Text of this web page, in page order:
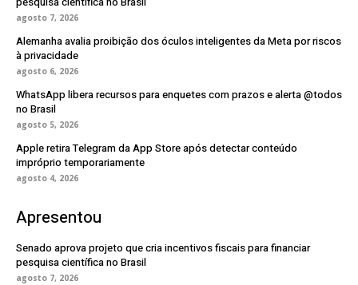
agosto 7, 2026
Alemanha avalia proibição dos óculos inteligentes da Meta por riscos
à privacidade
agosto 6, 2026
WhatsApp libera recursos para enquetes com prazos e alerta @todos
no Brasil
agosto 5, 2026
Apple retira Telegram da App Store após detectar conteúdo
impróprio temporariamente
agosto 4, 2026
Apresentou
Senado aprova projeto que cria incentivos fiscais para financiar
pesquisa científica no Brasil
agosto 7, 2026